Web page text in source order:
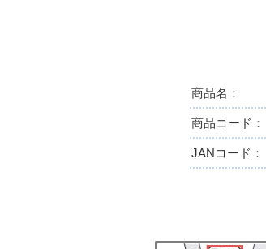
商品名
商品コード
JANコード